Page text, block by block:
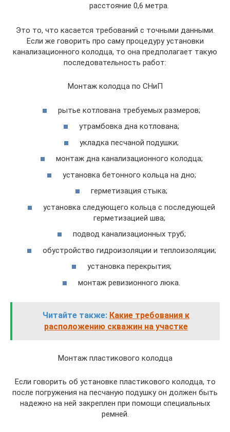
расстояние 0,6 метра.
Это то, что касается требований с точными данными.
Если же говорить про саму процедуру установки
канализационного колодца, то она предполагает такую
последовательность работ:
Монтаж колодца по СНиП
рытье котлована требуемых размеров;
утрамбовка дна котлована;
укладка песчаной подушки;
монтаж дна канализационного колодца;
установка бетонного кольца на дно;
герметизация стыка;
установка следующего кольца с последующей
герметизацией шва;
подвод канализационных труб;
обустройство гидроизоляции и теплоизоляции;
установка перекрытия;
монтаж ревизионного люка.
Читайте также: Какие требования к
расположению скважин на участке
Монтаж пластикового колодца
Если говорить об установке пластикового колодца, то
после погружения на песчаную подушку он должен быть
надежно на ней закреплен при помощи специальных
ремней.